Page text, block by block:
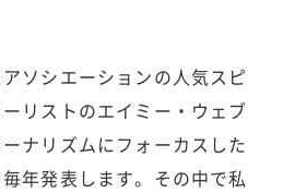
ソシエーションの人気スピ
リストのエイミー・ウェブ
ナリズムにフォーカスした
年発表します。その中で私